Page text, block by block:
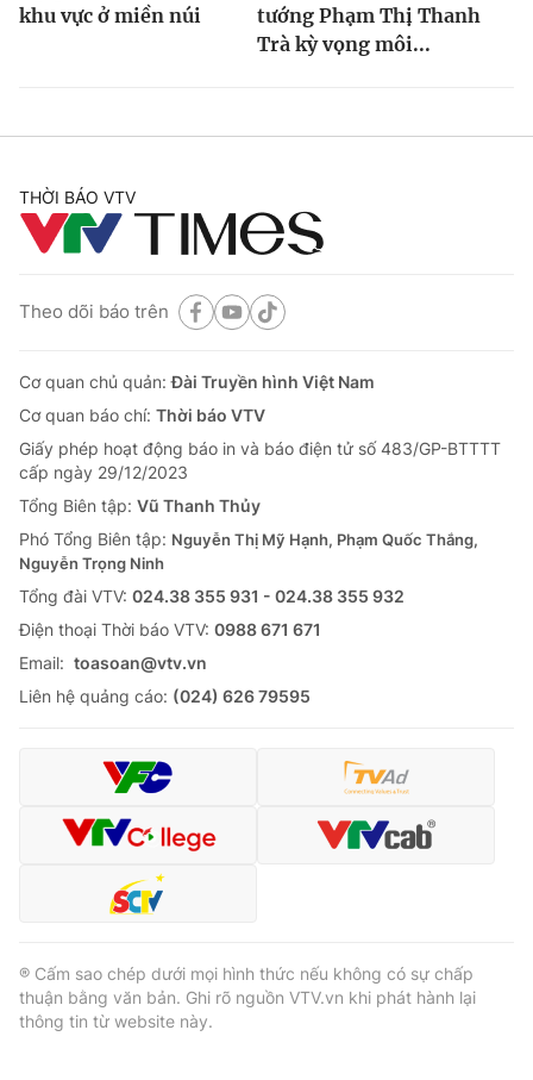
khu vực ở miền núi
tướng Phạm Thị Thanh
Trà kỳ vọng môi...
THỜI BÁO VTV
Theo dõi báo trên
Cơ quan chủ quản:Đài Truyền hình Việt Nam
Cơ quan báo chí: Thời báo VTV
Giấy phép hoạt động báo in và báo điện tử số 483/GP-BTTTT
cấp ngày 29/12/2023
Tổng Biên tập: Vũ Thanh Thủy
Phó Tổng Biên tập: Nguyễn Thị Mỹ Hạnh, Phạm Quốc Thắng,
Nguyễn Trọng Ninh
Tổng đài VTV: 024.38 355 931 - 024.38 355 932
Ðiện thoại Thời báo VTV: 0988 671 671
Email: toasoan@vtv.vn
Liên hệ quảng cáo: (024) 626 79595
® Cấm sao chép dưới mọi hình thức nếu không có sự chấp
thuận bằng văn bản. Ghi rõ nguồn VTV.vn khi phát hành lại
thông tin từ website này.